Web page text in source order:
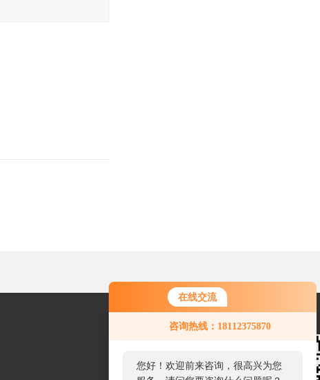
在线交流
咨询热线：18112375870
服务，请问您要咨询什么问题呢？
您好，看您停留很久了，是否找到